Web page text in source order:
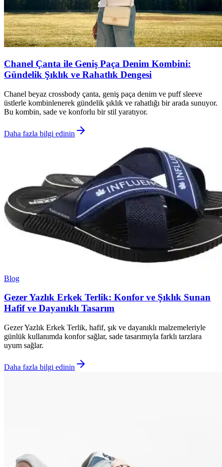
Chanel Çanta ile Geniş Paça Denim Kombini:
Gündelik Şıklık ve Rahatlık Dengesi
Chanel beyaz crossbody çanta, geniş paça denim ve puff sleeve
üstlerle kombinlenerek gündelik şıklık ve rahatlığı bir arada sunuyor.
Bu kombin, sade ve konforlu bir stil yaratıyor.
Daha fazla bilgi edinin
Blog
Gezer Yazlık Erkek Terlik: Konfor ve Şıklık Sunan
Hafif ve Dayanıklı Tasarım
Gezer Yazlık Erkek Terlik, hafif, şık ve dayanıklı malzemeleriyle
günlük kullanımda konfor sağlar, sade tasarımıyla farklı tarzlara
uyum sağlar.
Daha fazla bilgi edinin